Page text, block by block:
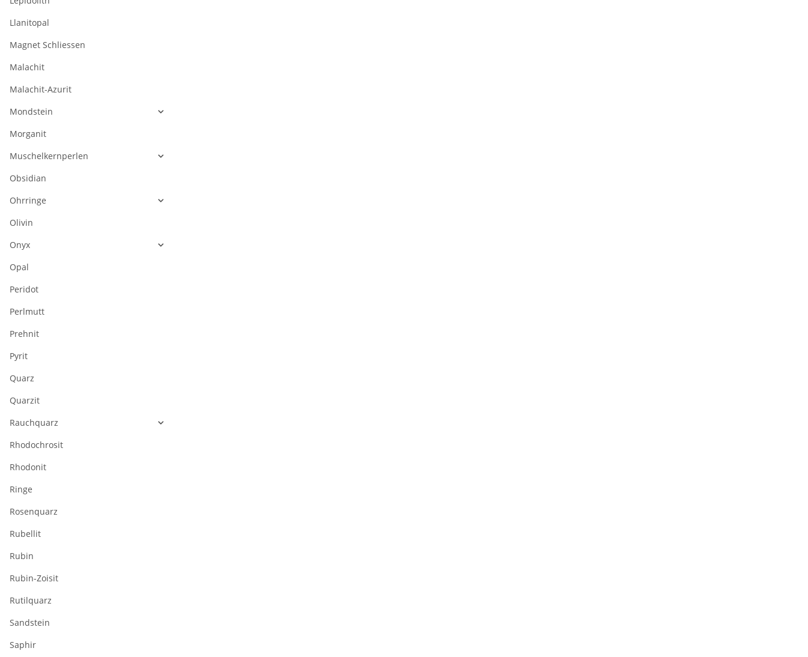
Llanitopal
Magnet Schliessen
Malachit
Malachit-Azurit
Mondstein
Morganit
Muschelkernperlen
Obsidian
Ohrringe
Olivin
Onyx
Opal
Peridot
Perlmutt
Prehnit
Pyrit
Quarz
Quarzit
Rauchquarz
Rhodochrosit
Rhodonit
Ringe
Rosenquarz
Rubellit
Rubin
Rubin-Zoisit
Rutilquarz
Sandstein
Saphir